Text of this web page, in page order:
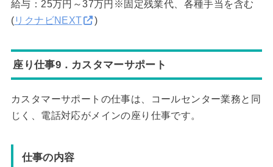
給与：25万円～37万円※固定残業代、各種手当を含む
(リクナビNEXT )
座り仕事9．カスタマーサポート
カスタマーサポートの仕事は、コールセンター業務と同
じく、電話対応がメインの座り仕事です。
仕事の内容